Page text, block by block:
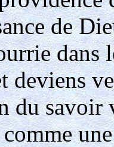
de
dans
deviens
du savoir